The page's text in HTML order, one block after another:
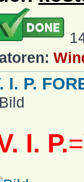
I. P.
I. P.=